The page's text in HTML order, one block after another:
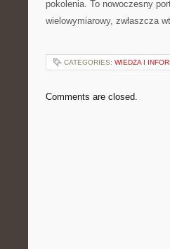
pokolenia. To nowoczesny
wielowymiarowy, zwłaszcza
CATEGORIES: WIEDZA I
Comments are closed.